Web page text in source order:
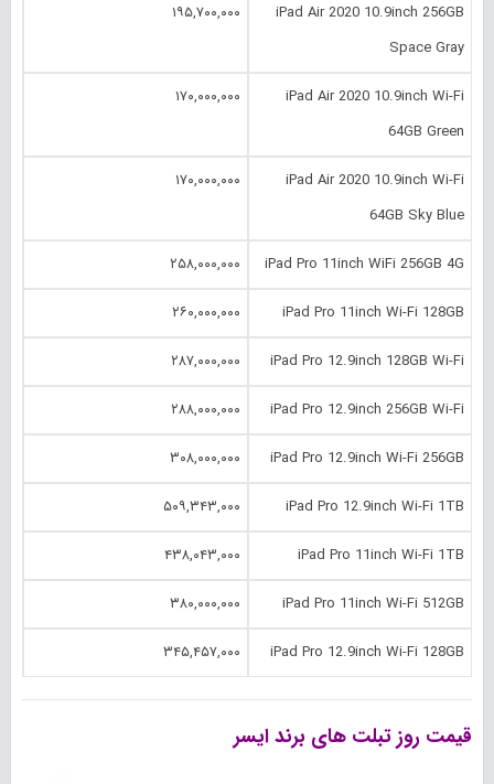
iPad Air 2020 10.‎9inch 256GB
Space Gray
۱۹۵,۷۰۰,۰۰۰
iPad Air 2020 10.‎9inch Wi-Fi
64GB Green
۱۷۰,۰۰۰,۰۰۰
iPad Air 2020 10.‎9inch Wi-Fi
64GB Sky Blue
۱۷۰,۰۰۰,۰۰۰
iPad Pro 11inch WiFi 256GB 4G ۲۵۸,۰۰۰,۰۰۰
iPad Pro 11inch Wi-Fi 128GB ۲۶۰,۰۰۰,۰۰۰
iPad Pro 12.‎9inch 128GB Wi-Fi ۲۸۷,۰۰۰,۰۰۰
iPad Pro 12.‎9inch 256GB Wi-Fi ۲۸۸,۰۰۰,۰۰۰
iPad Pro 12.‎9inch Wi-Fi 256GB ۳۰۸,۰۰۰,۰۰۰
iPad Pro 12.‎9inch Wi-Fi 1TB ۵۰۹,۳۴۳,۰۰۰
iPad Pro 11inch Wi-Fi 1TB ۴۳۸,۰۴۳,۰۰۰
iPad Pro 11inch Wi-Fi 512GB ۳۸۰,۰۰۰,۰۰۰
iPad Pro 12.‎9inch Wi-Fi 128GB ۳۴۵,۴۵۷,۰۰۰
قیمت روز تبلت های برند ایسر